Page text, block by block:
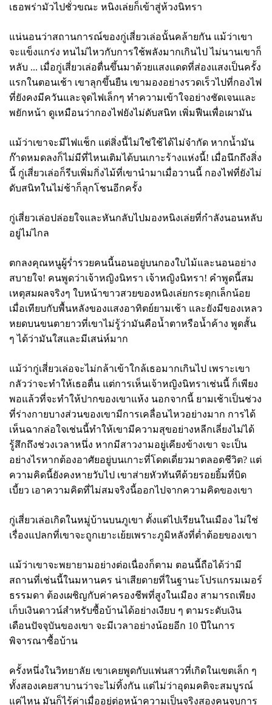
เธอพร่ามัวไปชั่วขณะ หนิงเล่ยก็เข้าสู่ห้วงนิทรา
แน่นอนว่าสถานการณ์ของกู่เสี่ยวเล่อนั้นคล้ายกัน แม้ว่าเขา
จะแข็งแกร่ง ทนไม่ไหวกับการใช้พลังมากเกินไป ไม่นานเขาก็
หลับ ... เมื่อกู่เสี่ยวเล่อตื่นขึ้นมาด้วยแสงแดดที่ส่องแสงเป็นครั้ง
แรกในตอนเช้า เขาลุกขึ้นยืน เขามองอย่างรวดเร็วไปที่กองไฟ
ที่ยังคงมีควันและจุดไฟเล็กๆ ทำความเข้าใจอย่างชัดเจนและ
พยักหน้า ดูเหมือนว่ากองไฟยังไม่ดับสนิท เพิ่มฟืนเพื่อเผามัน
แม้ว่าเขาจะมีไฟแช็ก แต่สิ่งนี้ไม่ใช่ใช้ได้ไม่จำกัด หากน้ำมัน
ก๊าดหมดลงก็ไม่มีที่ไหนเติมได้บนเกาะร้างแห่งนี้! เมื่อนึกถึงสิ่ง
นี้ กู่เสี่ยวเล่อก็รีบเพิ่มกิ่งไม้ที่เขานำมาเมื่อวานนี้ กองไฟที่ยังไม่
ดับสนิทในไม่ช้าก็ลุกโชนอีกครั้ง
กู่เสี่ยวเล่อปล่อยใจและหันกลับไปมองหนิงเล่ยที่กำลังนอนหลับ
อยู่ไม่ไกล
ตกลงคุณหนูผู้ร่ำรวยคนนี้นอนอยู่บนกองใบไม้และนอนอย่าง
สบายใจ! คนพูดว่าเจ้าหญิงนิทรา เจ้าหญิงนิทรา! คำพูดนี้สม
เหตุสมผลจริงๆ ใบหน้าขาวสวยของหนิงเล่ยกระตุกเล็กน้อย
เมื่อเทียบกับพื้นหลังของแสงอาทิตย์ยามเช้า และยังมีของเหลว
หยดบนขนตายาวที่เขาไม่รู้ว่ามันคือน้ำตาหรือน้ำค้าง พูดสั้น
ๆ ได้ว่ามันใสและมีเสน่ห์มาก
แม้ว่ากู่เสี่ยวเล่อจะไม่กล้าเข้าใกล้เธอมากเกินไป เพราะเขา
กลัวว่าจะทำให้เธอตื่น แต่การเห็นเจ้าหญิงนิทราเช่นนี้ ก็เพียง
พอแล้วที่จะทำให้ปากของเขาแห้ง นอกจากนี้ ยามเช้าเป็นช่วง
ที่ร่างกายบางส่วนของเขามีการเคลื่อนไหวอย่างมาก การได้
เห็นฉากล่อใจเช่นนี้ทำให้เขามีความสุขอย่างหลีกเลี่ยงไม่ได้
รู้สึกถึงช่วงเวลาหนึ่ง หากมีสาวงามอยู่เคียงข้างเขา จะเป็น
อย่างไรหากต้องอาศัยอยู่บนเกาะที่โดดเดี่ยวมาตลอดชีวิต? แต่
ความคิดนี้ยังคงหายวับไป เขาส่ายหัวทันทีด้วยรอยยิ้มที่บิด
เบี้ยว เอาความคิดที่ไม่สมจริงนี้ออกไปจากความคิดของเขา
กู่เสี่ยวเล่อเกิดในหมู่บ้านบนภูเขา ตั้งแต่ไปเรียนในเมือง ไม่ใช่
เรื่องแปลกที่เขาจะถูกเยาะเย้ยเพราะภูมิหลังที่ต่ำต้อยของเขา
แม้ว่าเขาจะพยายามอย่างต่อเนื่องก็ตาม ตอนนี้ถือได้ว่ามี
สถานที่เช่นนี้ในมหานคร น่าเสียดายที่ในฐานะโปรแกรมเมอร์
ธรรมดา ต้องเผชิญกับค่าครองชีพที่สูงในเมือง สามารถเพียง
เก็บเงินดาวน์สำหรับซื้อบ้านได้อย่างเงียบ ๆ ตามระดับเงิน
เดือนปัจจุบันของเขา จะมีเวลาอย่างน้อยอีก 10 ปีในการ
พิจารณาซื้อบ้าน
ครั้งหนึ่งในวิทยาลัย เขาเคยพูดกับแฟนสาวที่เกิดในเขตเล็ก ๆ
ทั้งสองเคยสาบานว่าจะไม่ทิ้งกัน แต่ไม่ว่าอุดมคติจะสมบูรณ์
แค่ไหน มันก็ไร้ค่าเมื่ออยู่ต่อหน้าความเป็นจริงสองคนจบการ